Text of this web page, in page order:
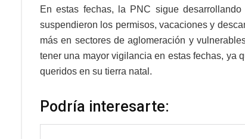
En estas fechas, la PNC sigue
suspendieron los permisos, vacaciones y
más en sectores de aglomeración y
tener una mayor vigilancia en estas fechas, ya
queridos en su tierra natal.
Podría interesarte: